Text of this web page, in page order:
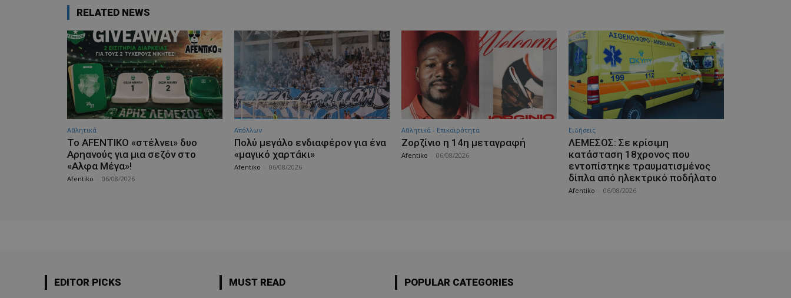
RELATED NEWS
Αθλητικά
Το AFENTIKO «στέλνει» δυο
Αρηανούς για μια σεζόν στο
«Αλφα Μέγα»!
Afentiko 06/08/2026
Απόλλων
Πολύ μεγάλο ενδιαφέρον για ένα
«μαγικό χαρτάκι»
Afentiko 06/08/2026
Αθλητικά - Επικαιρότητα
Ζορζίνιο η 14η μεταγραφή
Afentiko 06/08/2026
Ειδήσεις
ΛΕΜΕΣΟΣ: Σε κρίσιμη
κατάσταση 18χρονος που
εντοπίστηκε τραυματισμένος
δίπλα από ηλεκτρικό ποδήλατο
Afentiko 06/08/2026
EDITOR PICKS MUST READ POPULAR CATEGORIES